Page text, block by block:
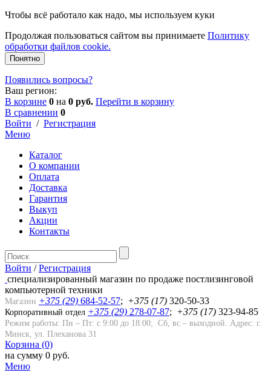
Чтобы всё работало как надо, мы используем куки
Продолжая пользоваться сайтом вы принимаете Политику
обработки файлов cookie.
Понятно
Появились вопросы?
Ваш регион:
В корзине 0 на 0 руб. Перейти в корзину
В сравнении 0
Войти / Регистрация
Меню
Каталог
О компании
Оплата
Доставка
Гарантия
Выкуп
Акции
Контакты
Войти / Регистрация
cпециализированный магазин по продаже постлизинговой
компьютерной техники
Магазин +375 (29) 684-52-57; +375 (17) 320-50-33
Корпоративный отдел +375 (29) 278-07-87; +375 (17) 323-94-85
Режим работы: Пн – Пт: с 9:00 до 18:00; Сб, вс – выходной. Адрес: г.
Минск, ул. Плеханова 31
Корзина (0)
на сумму 0 руб.
Меню